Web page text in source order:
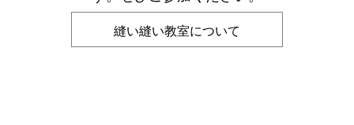
縫い縫い教室について